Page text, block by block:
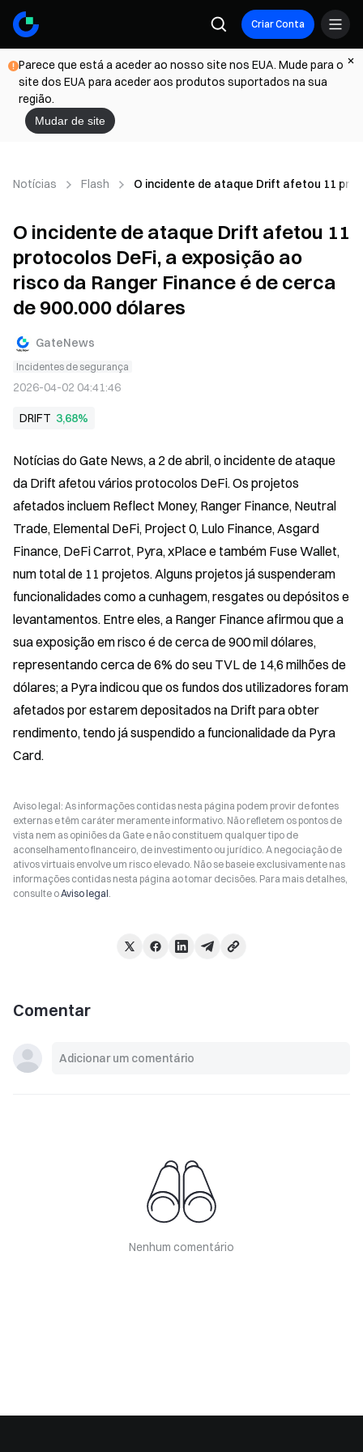
Criar Conta
Parece que está a aceder ao nosso site nos EUA. Mude para o
site dos EUA para aceder aos produtos suportados na sua
região.
Mudar de site
Notícias Flash O incidente de ataque Drift afetou 11
O incidente de ataque Drift afetou 11
protocolos DeFi, a exposição ao
risco da Ranger Finance é de cerca
de 900.000 dólares
GateNews
Incidentes de segurança
2026-04-02 04:41:46
DRIFT 3,68%
Notícias do Gate News, a 2 de abril, o incidente de ataque
da Drift afetou vários protocolos DeFi. Os projetos
afetados incluem Reflect Money, Ranger Finance, Neutral
Trade, Elemental DeFi, Project 0, Lulo Finance, Asgard
Finance, DeFi Carrot, Pyra, xPlace e também Fuse Wallet,
num total de 11 projetos. Alguns projetos já suspenderam
funcionalidades como a cunhagem, resgates ou depósitos e
levantamentos. Entre eles, a Ranger Finance afirmou que a
sua exposição em risco é de cerca de 900 mil dólares,
representando cerca de 6% do seu TVL de 14,6 milhões de
dólares; a Pyra indicou que os fundos dos utilizadores foram
afetados por estarem depositados na Drift para obter
rendimento, tendo já suspendido a funcionalidade da Pyra
Card.
Aviso legal: As informações contidas nesta página podem provir de fontes
externas e têm caráter meramente informativo. Não refletem os pontos de
vista nem as opiniões da Gate e não constituem qualquer tipo de
aconselhamento financeiro, de investimento ou jurídico. A negociação de
ativos virtuais envolve um risco elevado. Não se baseie exclusivamente nas
informações contidas nesta página ao tomar decisões. Para mais detalhes,
consulte oAviso legal.
Comentar
Nenhum comentário